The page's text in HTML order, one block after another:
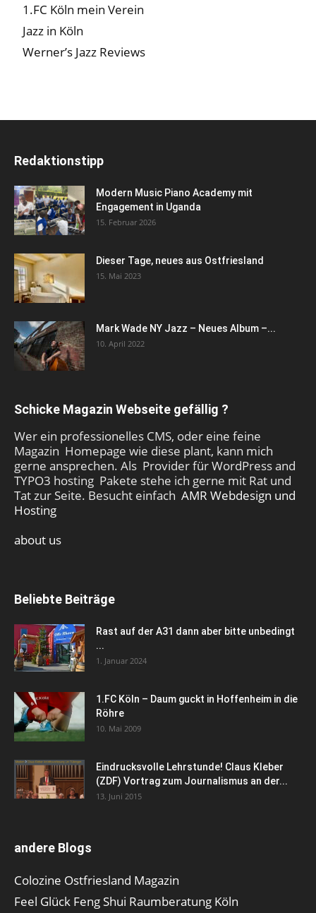
1.FC Köln mein Verein
Jazz in Köln
Werner’s Jazz Reviews
Redaktionstipp
Modern Music Piano Academy mit
Engagement in Uganda
15. Februar 2026
Dieser Tage, neues aus Ostfriesland
15. Mai 2023
Mark Wade NY Jazz – Neues Album –...
10. April 2022
Schicke Magazin Webseite gefällig ?
Wer ein professionelles CMS, oder eine feine
Magazin Homepage wie diese plant, kann mich
gerne ansprechen. Als Provider für WordPress and
TYPO3 hosting Pakete stehe ich gerne mit Rat und
Tat zur Seite. Besucht einfach AMR Webdesign und
Hosting
about us
Beliebte Beiträge
Rast auf der A31 dann aber bitte unbedingt
...
1. Januar 2024
1.FC Köln – Daum guckt in Hoffenheim in die
Röhre
10. Mai 2009
Eindrucksvolle Lehrstunde! Claus Kleber
(ZDF) Vortrag zum Journalismus an der...
13. Juni 2015
andere Blogs
Colozine Ostfriesland Magazin
Feel Glück Feng Shui Raumberatung Köln